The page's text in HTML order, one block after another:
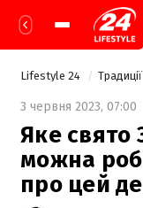
Lifestyle 24 Традиції
3 червня 2023, 07:00
Яке свято
можна
про цей